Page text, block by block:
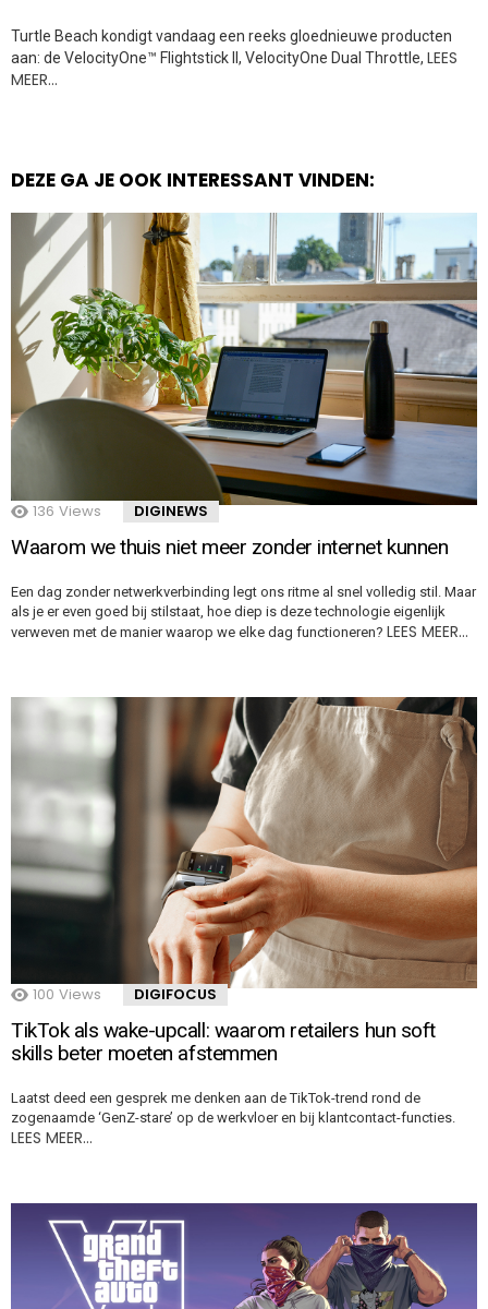
Turtle Beach kondigt vandaag een reeks gloednieuwe producten
aan: de VelocityOne™ Flightstick II, VelocityOne Dual Throttle, LEES
MEER…
DEZE GA JE OOK INTERESSANT VINDEN:
136 Views DIGINEWS
Waarom we thuis niet meer zonder internet kunnen
Een dag zonder netwerkverbinding legt ons ritme al snel volledig stil. Maar
als je er even goed bij stilstaat, hoe diep is deze technologie eigenlijk
verweven met de manier waarop we elke dag functioneren? LEES MEER…
100 Views DIGIFOCUS
TikTok als wake-upcall: waarom retailers hun soft
skills beter moeten afstemmen
Laatst deed een gesprek me denken aan de TikTok-trend rond de
zogenaamde ‘GenZ-stare’ op de werkvloer en bij klantcontact-functies.
LEES MEER…